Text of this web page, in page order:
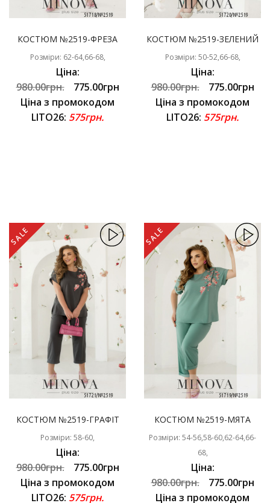
КОСТЮМ №2519-ФРЕЗА
Розміри: 62-64,66-68,
Ціна:
980.00грн.
775.00грн
Ціна з промокодом
LITO26: 575грн.
КОСТЮМ №2519-ЗЕЛЕНИЙ
Розміри: 50-52,66-68,
Ціна:
980.00грн.
775.00грн
Ціна з промокодом
LITO26: 575грн.
SALE
КОСТЮМ №2519-ГРАФІТ
Розміри: 58-60,
Ціна:
980.00грн.
775.00грн
Ціна з промокодом
LITO26: 575грн.
SALE
КОСТЮМ №2519-МЯТА
Розміри: 54-56,58-60,62-64,66-
68,
Ціна:
980.00грн.
775.00грн
Ціна з промокодом